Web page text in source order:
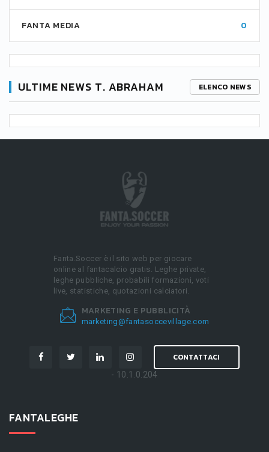
FANTA MEDIA 0
ULTIME NEWS T. ABRAHAM ELENCO NEWS
Fanta.Soccer è il sito web per giocare
online al fantacalcio gratis. Leghe private,
leghe pubbliche, probabili formazioni, voti
live, statistiche, quotazioni calciatori.
MARKETING E PUBBLICITÀ
marketing@fantasoccevillage.com
CONTATTACI
- 10.1.0.204
FANTALEGHE